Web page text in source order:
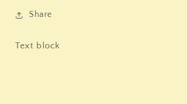
Share
Text block